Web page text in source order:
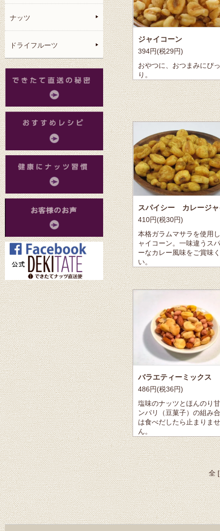
ジャイコーン
394円(税29円)
おやつに、おつまみにぴ
り。
410円(税30円)
本格ガラムマサラを使用
ャイコーン。一味違うス
ーなカレー風味をご賞味
い。
バラエティーミックス
486円(税36円)
塩味のナッツとほんのり
ンパリ（豆菓子）の組み
は食べだしたら止まりませ
ん。
全
ナッツ
ドライフルーツ